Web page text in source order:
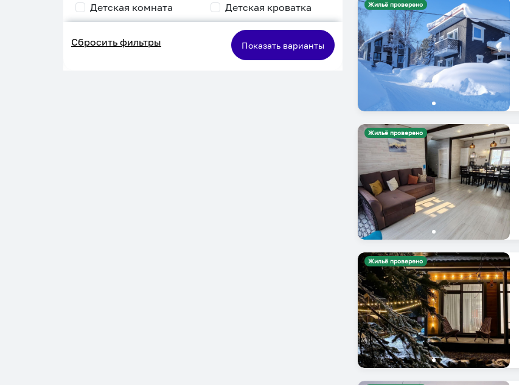
Детская комната
кормления
Детская кроватка
Двухъярусная
кровать
Сбросить фильтры Показать варианты
Жильё проверено
Жильё проверено
Жильё проверено